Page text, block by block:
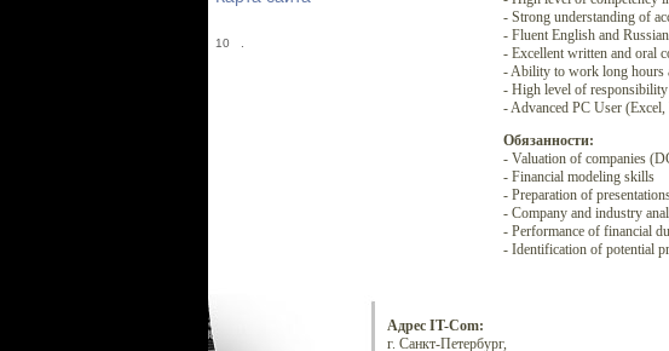
10
- Strong understanding of
- Fluent English and Russian
- Excellent written and oral
- Ability to work long hours
- High level of responsibility
- Advanced PC User
Обязанности:
- Valuation of companies
- Financial modeling skills
- Preparation of
- Company and industry
- Performance of financial
- Identification of potential
Адрес IT-Com:
г. Санкт-Петербург,